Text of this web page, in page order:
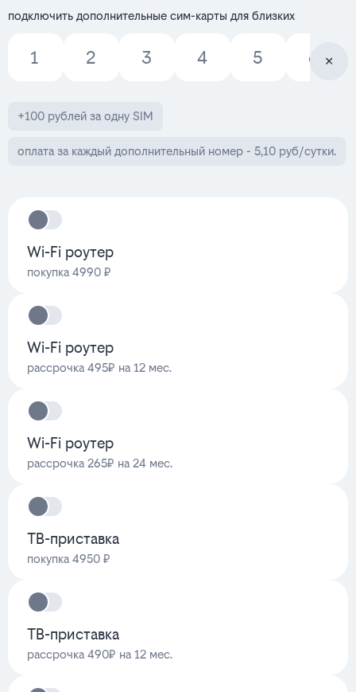
подключить дополнительные сим-карты для близких
1 2 3 4 5 6
+100 рублей за одну SIM
оплата за каждый дополнительный номер - 5,10 руб/сутки.
Wi-Fi роутер
покупка 4990 ₽
Wi-Fi роутер
рассрочка 495₽ на 12 мес.
Wi-Fi роутер
рассрочка 265₽ на 24 мес.
ТВ-приставка
покупка 4950 ₽
ТВ-приставка
рассрочка 490₽ на 12 мес.